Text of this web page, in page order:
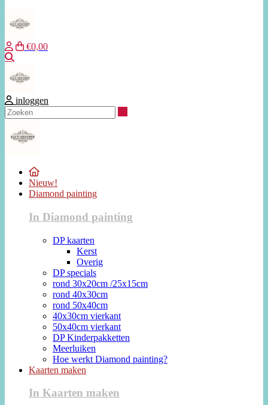
€0,00
inloggen
Nieuw!
Diamond painting
In Diamond painting
DP kaarten
Kerst
Overig
DP specials
rond 30x20cm /25x15cm
rond 40x30cm
rond 50x40cm
40x30cm vierkant
50x40cm vierkant
DP Kinderpakketten
Meerluiken
Hoe werkt Diamond painting?
Kaarten maken
In Kaarten maken